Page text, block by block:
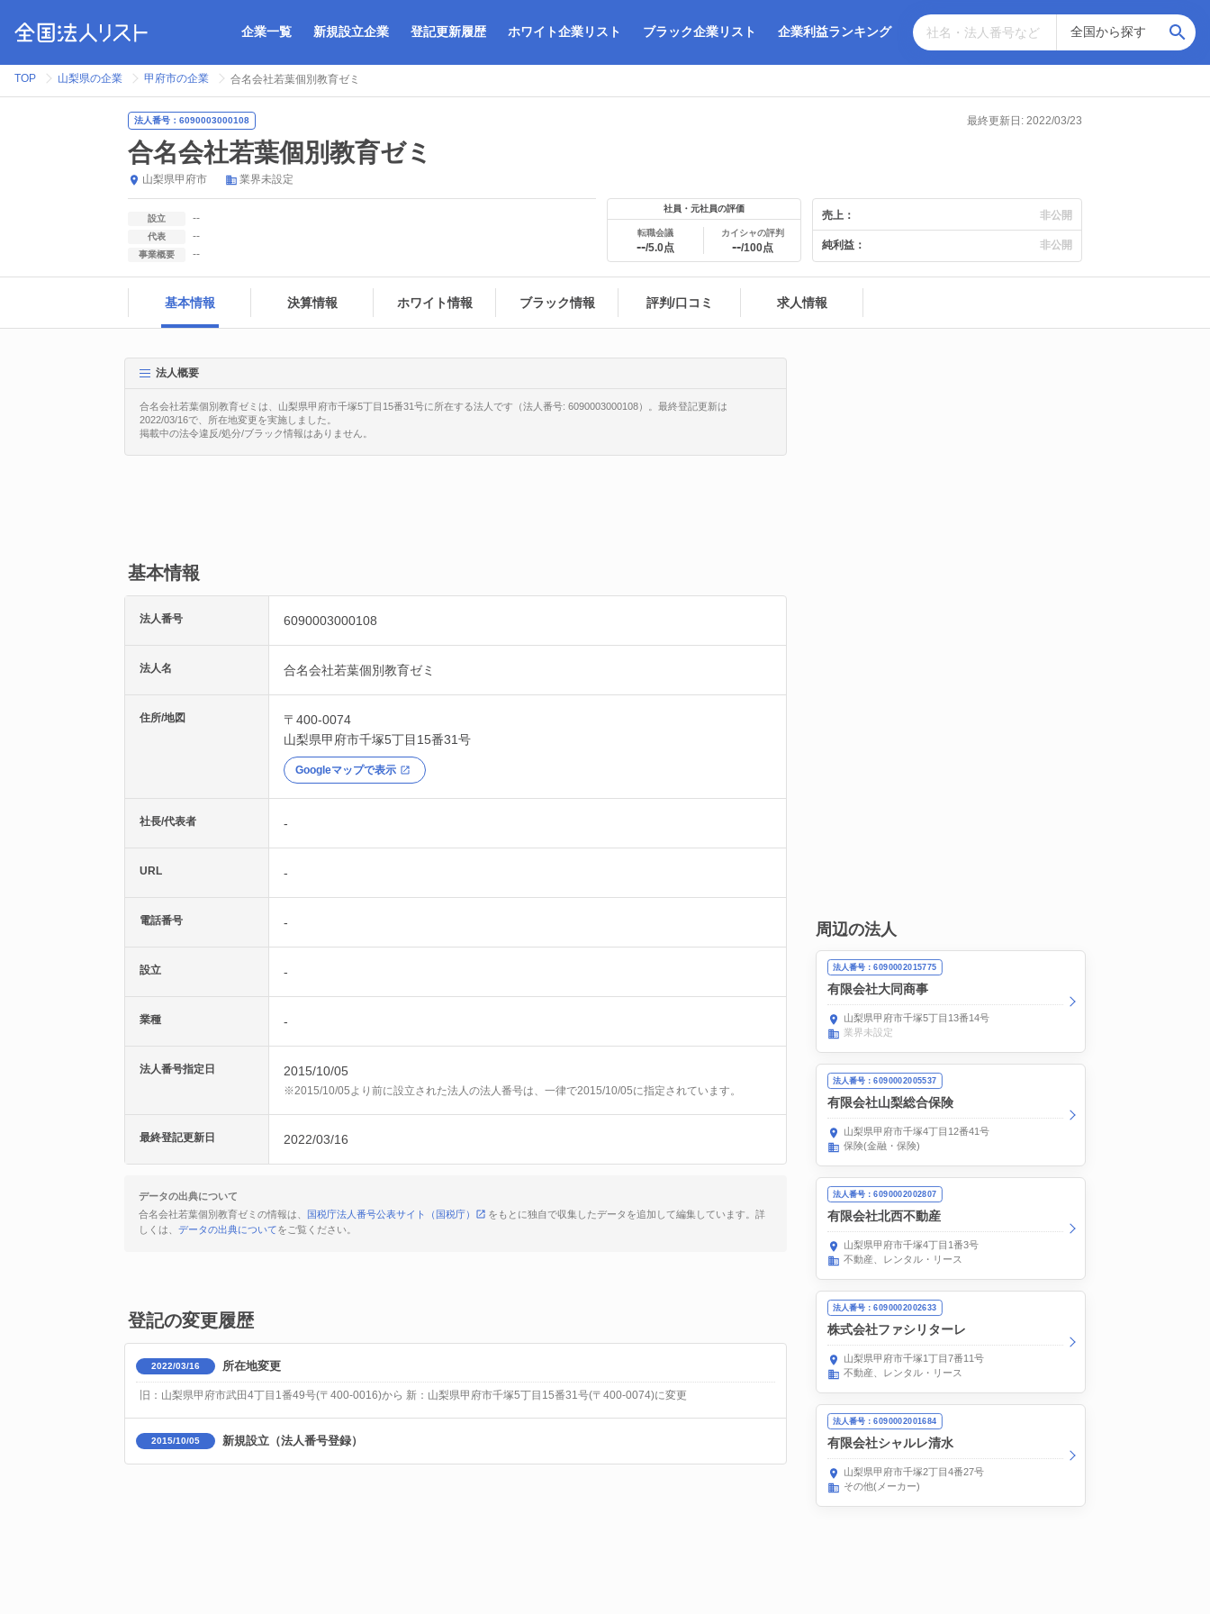
企業一覧 新規設立企業 登記更新履歴 ホワイト企業リスト ブラック企業リスト 企業利益ランキング
TOP 山梨県の企業 甲府市の企業 合名会社若葉個別教育ゼミ
法人番号：6090003000108 最終更新日: 2022/03/23
合名会社若葉個別教育ゼミ
山梨県甲府市 業界未設定
設立 --
代表 --
事業概要 --
社員・元社員の評価
転職会議
--/5.0点
カイシャの評判
--/100点
売上： 非公開
純利益： 非公開
基本情報 決算情報 ホワイト情報 ブラック情報 評判/口コミ 求人情報
法人概要
合名会社若葉個別教育ゼミは、山梨県甲府市千塚5丁目15番31号に所在する法人です（法人番号: 6090003000108）。最終登記更新は
2022/03/16で、所在地変更を実施しました。
掲載中の法令違反/処分/ブラック情報はありません。
基本情報
法人番号 6090003000108
法人名 合名会社若葉個別教育ゼミ
住所/地図
〒400-0074
山梨県甲府市千塚5丁目15番31号
Googleマップで表示
社長/代表者 -
URL -
電話番号 -
設立 -
業種 -
法人番号指定日 2015/10/05
※2015/10/05より前に設立された法人の法人番号は、一律で2015/10/05に指定されています。
最終登記更新日 2022/03/16
データの出典について
合名会社若葉個別教育ゼミの情報は、
国税庁法人番号公表サイト（国税庁）
をもとに独自で収集したデータを追加して編集しています。詳
しくは、 データの出典についてをご覧ください。
登記の変更履歴
2022/03/16 所在地変更
旧：山梨県甲府市武田4丁目1番49号(〒400-0016)から 新：山梨県甲府市千塚5丁目15番31号(〒400-0074)に変更
2015/10/05 新規設立（法人番号登録）
周辺の法人
法人番号：6090002015775
有限会社大同商事
山梨県甲府市千塚5丁目13番14号
業界未設定
法人番号：6090002005537
有限会社山梨総合保険
山梨県甲府市千塚4丁目12番41号
保険(金融・保険)
法人番号：6090002002807
有限会社北西不動産
山梨県甲府市千塚4丁目1番3号
不動産、レンタル・リース
法人番号：6090002002633
株式会社ファシリターレ
山梨県甲府市千塚1丁目7番11号
不動産、レンタル・リース
法人番号：6090002001684
有限会社シャルレ清水
山梨県甲府市千塚2丁目4番27号
その他(メーカー)